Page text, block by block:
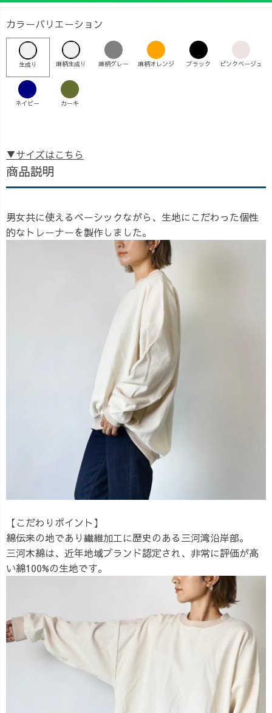
カラーバリエーション
生成り 麻柄生成り 麻柄グレー 麻柄オレンジ ブラック ピンクベージュ
ネイビー カーキ
▼サイズはこちら
商品説明
男女共に使えるベーシックながら、生地にこだわった個性
的なトレーナーを製作しました。
【こだわりポイント】
綿伝来の地であり繊維加工に歴史のある三河湾沿岸部。
三河木綿は、近年地域ブランド認定され、非常に評価が高
い綿100%の生地です。